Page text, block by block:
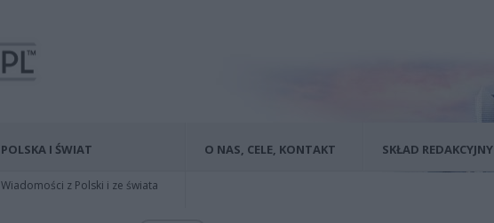
POLSKA I ŚWIAT
Wiadomości z Polski i ze świata
O NAS, CELE, KONTAKT SKŁAD REDAKCYJNY